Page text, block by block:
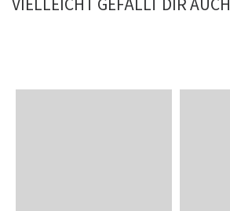
VIELLEICHT GEFÄLLT DIR AUCH